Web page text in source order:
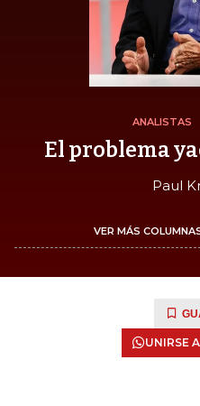
ANALISTAS
El problema
Paul
VER MÁS
UNIRSE